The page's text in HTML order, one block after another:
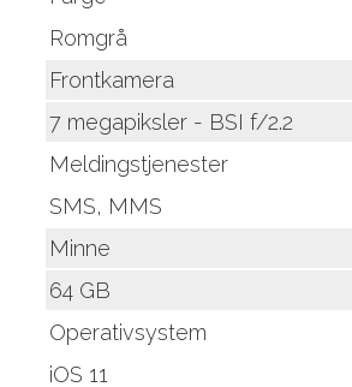
Romgrå
Frontkamera
7 megapiksler - BSI f/2.2
Meldingstjenester
SMS, MMS
Minne
64 GB
Operativsystem
iOS 11